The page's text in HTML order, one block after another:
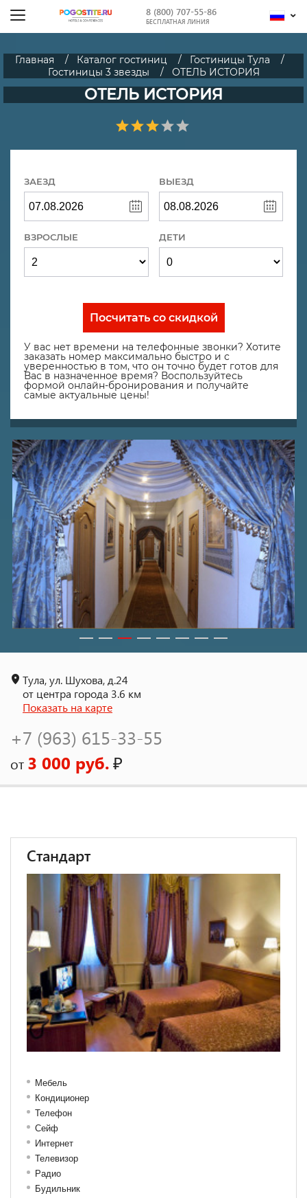
8 (800) 707-55-86
БЕСПЛАТНАЯ ЛИНИЯ
Главная Каталог гостиниц
Гостиницы Тула
Гостиницы 3 звезды
ОТЕЛЬ ИСТОРИЯ
ОТЕЛЬ ИСТОРИЯ
ЗАЕЗД ВЫЕЗД
ВЗРОСЛЫЕ ДЕТИ
Посчитать со скидкой
У вас нет времени на телефонные звонки? Хотите
заказать номер максимально быстро и с
уверенностью в том, что он точно будет готов для
Вас в назначенное время? Воспользуйтесь
формой онлайн-бронирования и получайте
самые актуальные цены!
Тула, ул. Шухова, д.24
от центра города 3.6 км
Показать на карте
+7 (963) 615-33-55
от 3 000 руб.₽
Стандарт
Мебель
Кондиционер
Телефон
Сейф
Интернет
Телевизор
Радио
Будильник